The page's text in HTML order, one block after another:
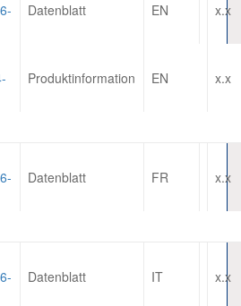
Datenblatt EN x.x
Produktinformation EN x.x
Datenblatt FR x.x
Datenblatt IT x.x